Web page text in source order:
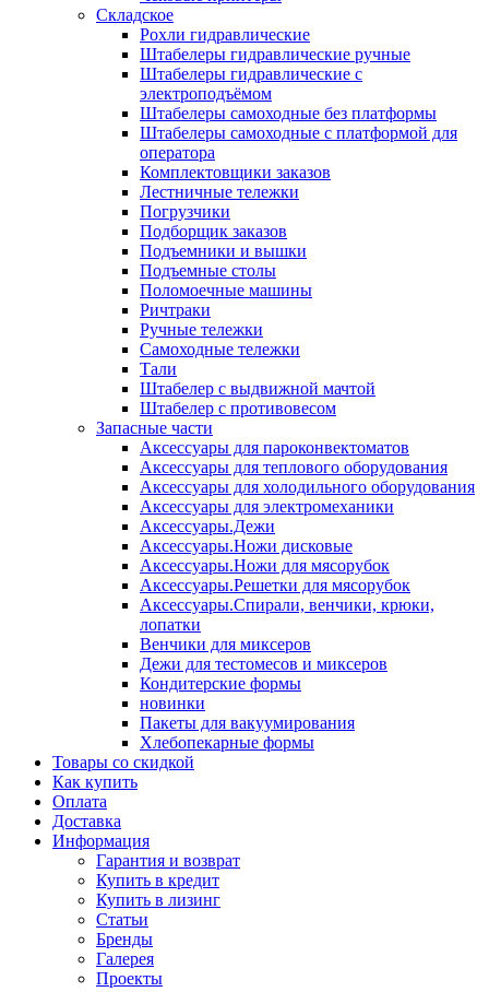
Складское
Рохли гидравлические
Штабелеры гидравлические ручные
Штабелеры гидравлические с
электроподъёмом
Штабелеры самоходные без платформы
Штабелеры самоходные с платформой для
оператора
Комплектовщики заказов
Лестничные тележки
Погрузчики
Подборщик заказов
Подъемники и вышки
Подъемные столы
Поломоечные машины
Ричтраки
Ручные тележки
Самоходные тележки
Тали
Штабелер с выдвижной мачтой
Штабелер с противовесом
Запасные части
Аксессуары для пароконвектоматов
Аксессуары для теплового оборудования
Аксессуары для холодильного оборудования
Аксессуары для электромеханики
Аксессуары.Дежи
Аксессуары.Ножи дисковые
Аксессуары.Ножи для мясорубок
Аксессуары.Решетки для мясорубок
Аксессуары.Спирали, венчики, крюки,
лопатки
Венчики для миксеров
Дежи для тестомесов и миксеров
Кондитерские формы
новинки
Пакеты для вакуумирования
Хлебопекарные формы
Товары со скидкой
Как купить
Оплата
Доставка
Информация
Гарантия и возврат
Купить в кредит
Купить в лизинг
Статьи
Бренды
Галерея
Проекты